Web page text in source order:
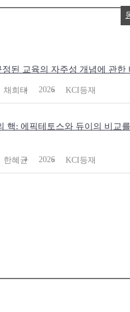
정된 교육의 자주성 개념에 관한
채희태 2026 KCI등재
핵: 에픽테토스와 듀이의 비교
한혜균 2026 KCI등재